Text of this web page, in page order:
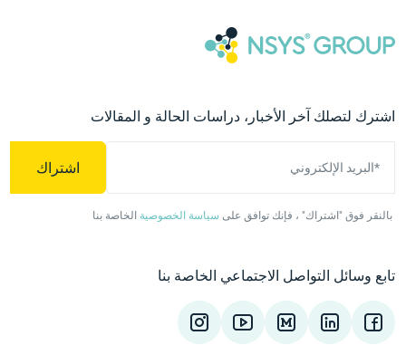
اشترك لتصلك آخر الأخبار، دراسات الحالة و المقالات
*البريد الإلكتروني اشتراك
بالنقر فوق "اشتراك" ، فإنك توافق على سياسة الخصوصية الخاصة بنا
تابع وسائل التواصل الاجتماعي الخاصة بنا